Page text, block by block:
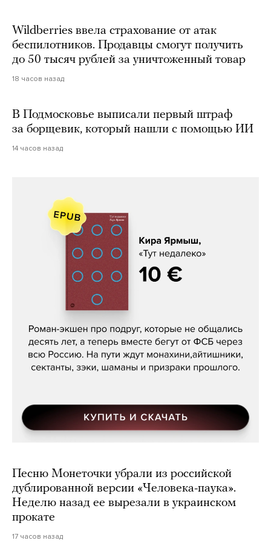
Wildberries ввела страхование от атак
беспилотников. Продавцы смогут получить
до 50 тысяч рублей за уничтоженный товар
18 часов назад
В Подмосковье выписали первый штраф
за борщевик, который нашли с помощью ИИ
14 часов назад
Кира Ярмыш, «Тут недалеко»
Песню Монеточки убрали из российской
дублированной версии «Человека-паука».
Неделю назад ее вырезали в украинском
прокате
17 часов назад